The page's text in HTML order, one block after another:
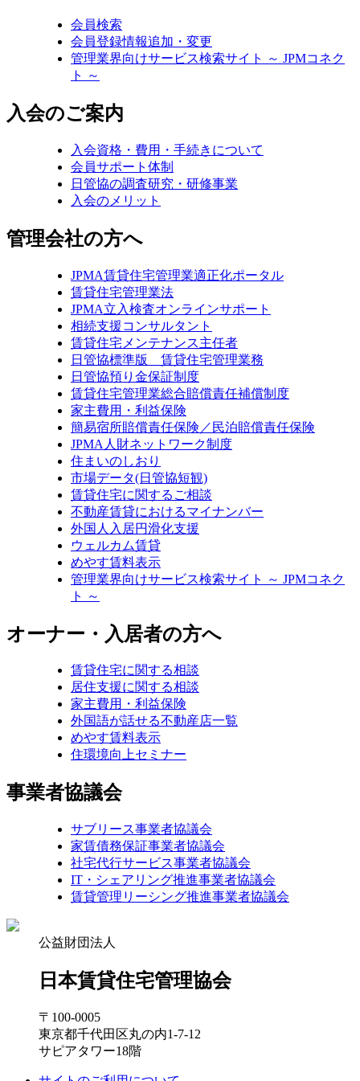
会員検索
会員登録情報追加・変更
管理業界向けサービス検索サイト ～ JPMコネク
ト ～
入会のご案内
入会資格・費用・手続きについて
会員サポート体制
日管協の調査研究・研修事業
入会のメリット
管理会社の方へ
JPMA賃貸住宅管理業適正化ポータル
賃貸住宅管理業法
JPMA立入検査オンラインサポート
相続支援コンサルタント
賃貸住宅メンテナンス主任者
日管協標準版 賃貸住宅管理業務
日管協預り金保証制度
賃貸住宅管理業総合賠償責任補償制度
家主費用・利益保険
簡易宿所賠償責任保険／民泊賠償責任保険
JPMA人財ネットワーク制度
住まいのしおり
市場データ(日管協短観)
賃貸住宅に関するご相談
不動産賃貸におけるマイナンバー
外国人入居円滑化支援
ウェルカム賃貸
めやす賃料表示
管理業界向けサービス検索サイト ～ JPMコネク
ト ～
オーナー・入居者の方へ
賃貸住宅に関する相談
居住支援に関する相談
家主費用・利益保険
外国語が話せる不動産店一覧
めやす賃料表示
住環境向上セミナー
事業者協議会
サブリース事業者協議会
家賃債務保証事業者協議会
社宅代行サービス事業者協議会
IT・シェアリング推進事業者協議会
賃貸管理リーシング推進事業者協議会
公益財団法人
日本賃貸住宅管理協会
〒100-0005
東京都千代田区丸の内1-7-12
サピアタワー18階